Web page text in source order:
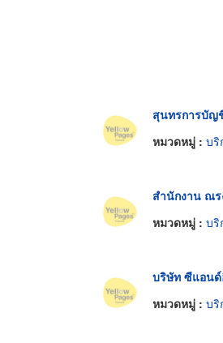
สุนทรการบัญ
หมวดหมู่ : บ
สำนักงาน ณ
หมวดหมู่ : บ
บริษัท ซีแอน
หมวดหมู่ : บ